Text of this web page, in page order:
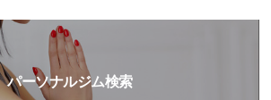
パーソナルジム検索